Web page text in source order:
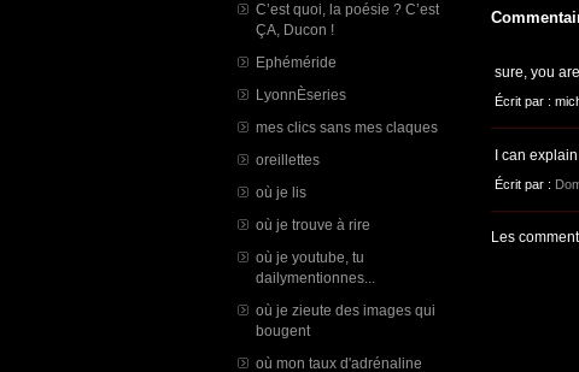
C’est quoi, la poésie ? C’est
ÇA, Ducon !
Ephéméride
LyonnÈseries
mes clics sans mes claques
oreillettes
où je lis
où je trouve à rire
où je youtube, tu
dailymentionnes...
où je zieute des images qui
bougent
où mon taux d'adrénaline
sure, you
Écrit par :
I can
Écrit par :
Les